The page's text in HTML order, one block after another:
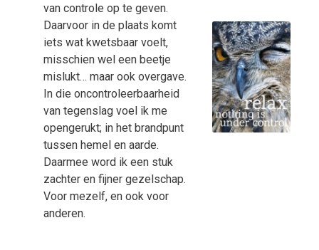
van controle op te geven.
Daarvoor in de plaats komt
iets wat kwetsbaar voelt,
misschien wel een beetje
mislukt… maar ook overgave.
In die oncontroleerbaarheid
van tegenslag voel ik me
opengerukt; in het brandpunt
tussen hemel en aarde.
Daarmee word ik een stuk
zachter en fijner gezelschap.
Voor mezelf, en ook voor
anderen.